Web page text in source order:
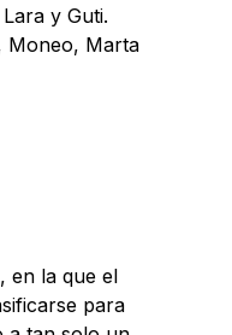
y Guti.
Moneo, Marta
en la que el
para